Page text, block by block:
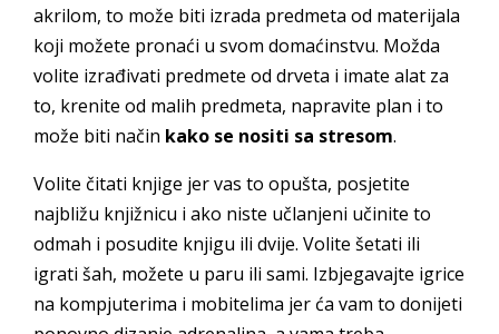
akrilom, to može biti izrada predmeta od materijala
koji možete pronaći u svom domaćinstvu. Možda
volite izrađivati predmete od drveta i imate alat za
to, krenite od malih predmeta, napravite plan i to
može biti način kako se nositi sa stresom.
Volite čitati knjige jer vas to opušta, posjetite
najbližu knjižnicu i ako niste učlanjeni učinite to
odmah i posudite knjigu ili dvije. Volite šetati ili
igrati šah, možete u paru ili sami. Izbjegavajte igrice
na kompjuterima i mobitelima jer ća vam to donijeti